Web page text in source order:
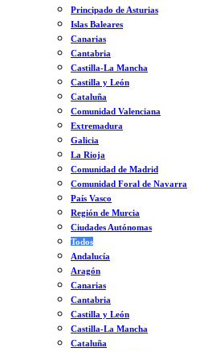
Principado de Asturias
Islas Baleares
Canarias
Cantabria
Castilla-La Mancha
Castilla y León
Cataluña
Comunidad Valenciana
Extremadura
Galicia
La Rioja
Comunidad de Madrid
Comunidad Foral de Navarra
País Vasco
Región de Murcia
Ciudades Autónomas
Todos
Andalucía
Aragón
Canarias
Cantabria
Castilla y León
Castilla-La Mancha
Cataluña